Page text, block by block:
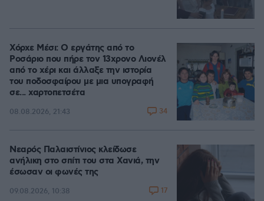
Χόρχε Μέσι: Ο εργάτης από το
Ροσάριο που πήρε τον 13χρονο Λιονέλ
από το χέρι και άλλαξε την ιστορία
του ποδοσφαίρου με μια υπογραφή
σε... χαρτοπετσέτα
08.08.2026, 21:43 34
Νεαρός Παλαιστίνιος κλείδωσε
ανήλικη στο σπίτι του στα Χανιά, την
έσωσαν οι φωνές της
09.08.2026, 10:38 17